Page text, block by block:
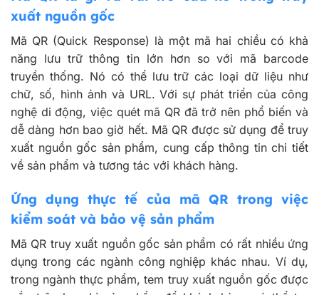
xuất nguồn gốc
Mã QR (Quick Response) là một mã hai chiều có khả
năng lưu trữ thông tin lớn hơn so với mã barcode
truyền thống. Nó có thể lưu trữ các loại dữ liệu như
chữ, số, hình ảnh và URL. Với sự phát triển của công
nghệ di động, việc quét mã QR đã trở nên phổ biến và
dễ dàng hơn bao giờ hết. Mã QR được sử dụng để truy
xuất nguồn gốc sản phẩm, cung cấp thông tin chi tiết
về sản phẩm và tương tác với khách hàng.
Ứng dụng thực tế của mã QR trong việc
kiểm soát và bảo vệ sản phẩm
Mã QR truy xuất nguồn gốc sản phẩm có rất nhiều ứng
dụng trong các ngành công nghiệp khác nhau. Ví dụ,
trong ngành thực phẩm, tem truy xuất nguồn gốc được